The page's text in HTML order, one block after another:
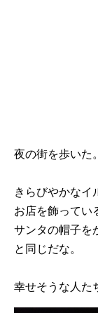
夜の街を歩いた。
きらびやかなイ
お店を飾ってい
サンタの帽子を
と同じだな。
幸せそうな人た